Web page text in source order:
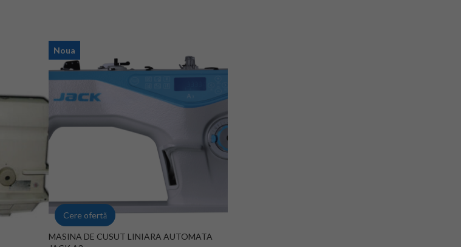
Noua
MASINA DE CUSUT LINIARA AUTOMATA
Cere ofertă